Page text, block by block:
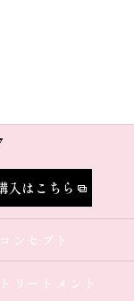
入はこちら
コンセプト
リートメント